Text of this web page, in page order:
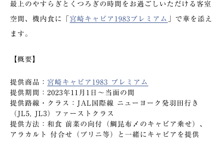
最上のやすらぎとくつろぎの時間をお過ごしいただける客室
空間、機内食に「 宮崎キャビア1983プレミアム 」で華を添え
ます。
【概要】
提供商品： 宮崎キャビア1983 プレミアム
提供期間：2023年11月1日〜当面の間
提供路線・クラス：JAL国際線 ニューヨーク発羽田行き
（JL5, JL3）ファーストクラス
提供方法：和食 前菜の向付（鯛昆布〆のキャビア乗せ）、
アラカルト 付合せ（ブリニ等）と一緒にキャビアを提供